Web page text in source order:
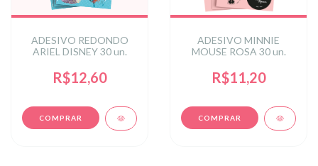
ADESIVO REDONDO
ARIEL DISNEY 30 un.
R$12,60
ADESIVO MINNIE
MOUSE ROSA 30 un.
R$11,20